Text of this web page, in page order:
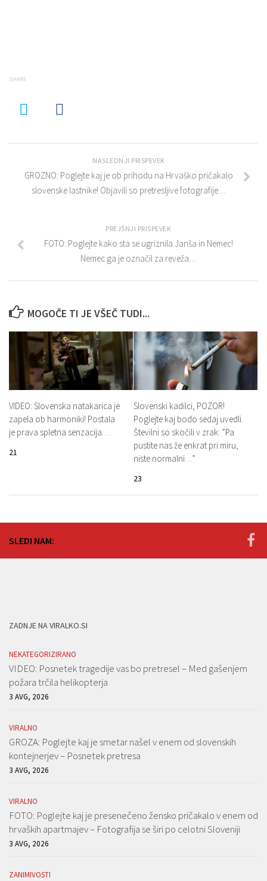
SHARE
NASLEDNJI PRISPEVEK
GROZNO: Poglejte kaj je ob prihodu na Hrvaško pričakalo
slovenske lastnike! Objavili so pretresljive fotografije…
PREJŠNJI PRISPEVEK
FOTO: Poglejte kako sta se ugriznila Janša in Nemec!
Nemec ga je označil za reveža…
MOGOČE TI JE VŠEČ TUDI...
VIDEO: Slovenska natakarica je
zapela ob harmoniki! Postala
je prava spletna senzacija…
21
Slovenski kadilci, POZOR!
Poglejte kaj bodo sedaj uvedli.
Številni so skočili v zrak: ”Pa
pustite nas že enkrat pri miru,
niste normalni…”
23
SLEDI NAM:
ZADNJE NA VIRALKO.SI
NEKATEGORIZIRANO
VIDEO: Posnetek tragedije vas bo pretresel – Med gašenjem
požara trčila helikopterja
3 AVG, 2026
VIRALNO
GROZA: Poglejte kaj je smetar našel v enem od slovenskih
kontejnerjev – Posnetek pretresa
3 AVG, 2026
VIRALNO
FOTO: Poglejte kaj je presenečeno žensko pričakalo v enem od
hrvaških apartmajev – Fotografija se širi po celotni Sloveniji
3 AVG, 2026
ZANIMIVOSTI